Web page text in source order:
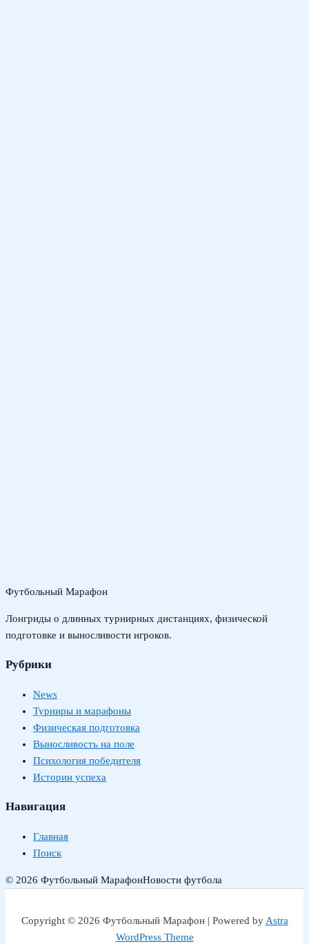
Футбольный Марафон
Лонгриды о длинных турнирных дистанциях, физической
подготовке и выносливости игроков.
Рубрики
News
Турниры и марафоны
Физическая подготовка
Выносливость на поле
Психология победителя
Истории успеха
Навигация
Главная
Поиск
© 2026 Футбольный МарафонНовости футбола
Copyright © 2026 Футбольный Марафон | Powered byAstra
WordPress Theme